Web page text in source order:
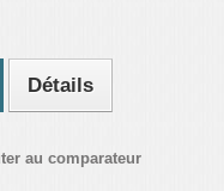
Détails
au comparateur